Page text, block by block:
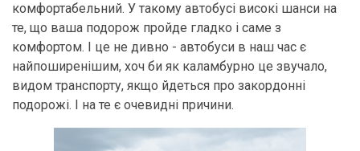
комфортабельний. У такому автобусі високі шанси на
те, що ваша подорож пройде гладко і саме з
комфортом. І це не дивно - автобуси в наш час є
найпоширенішим, хоч би як каламбурно це звучало,
видом транспорту, якщо йдеться про закордонні
подорожі. І на те є очевидні причини.